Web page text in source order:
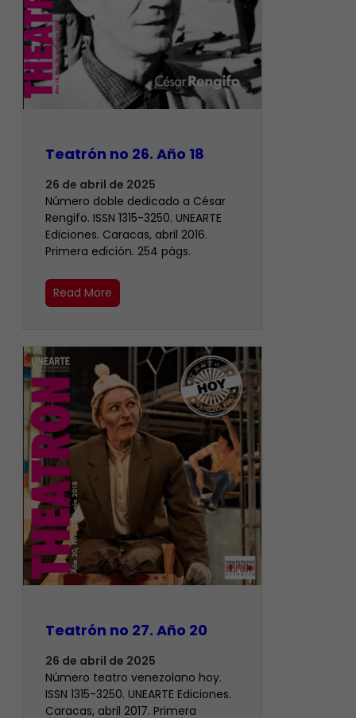
Teatrón no 26. Año 18
26 de abril de 2025
Número doble dedicado a César
Rengifo. ISSN 1315-3250. UNEARTE
Ediciones. Caracas, abril 2016.
Primera edición. 254 págs.
Read More
Teatrón no 27. Año 20
26 de abril de 2025
Número teatro venezolano hoy.
ISSN 1315-3250. UNEARTE Ediciones.
Caracas, abril 2017. Primera